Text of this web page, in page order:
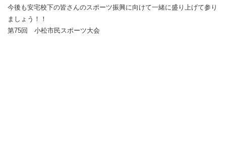
今後も安宅校下の皆さんのスポーツ振興に向けて一緒に盛り上げて参り
ましょう！！
第75回 小松市民スポーツ大会